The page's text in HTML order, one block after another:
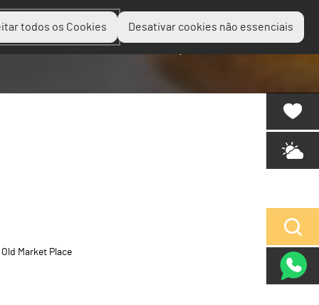
todos os Cookies Desativar cookies não essenciais
Planear Descobrir
Old Market Place